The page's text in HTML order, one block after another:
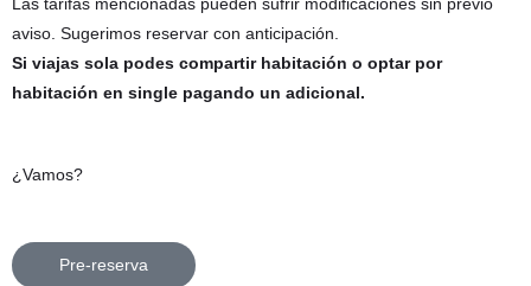
Las tarifas mencionadas pueden sufrir modificaciones sin previo
aviso. Sugerimos reservar con anticipación.
Si viajas sola podes compartir habitación o optar por
habitación en single pagando un adicional.
¿Vamos?
Pre-reserva